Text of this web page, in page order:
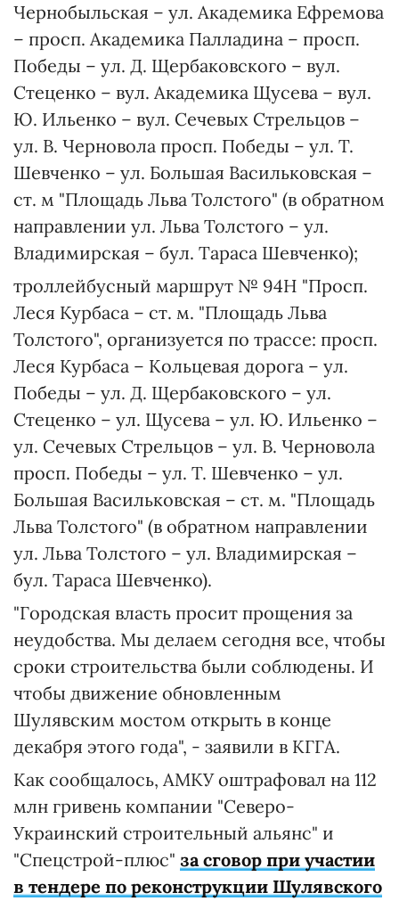
Чернобыльская – ул. Академика Ефремова
– просп. Академика Палладина – просп.
Победы – ул. Д. Щербаковского – вул.
Стеценко – вул. Академика Щусева – вул.
Ю. Ильенко – вул. Сечевых Стрельцов –
ул. В. Черновола просп. Победы – ул. Т.
Шевченко – ул. Большая Васильковская –
ст. м "Площадь Льва Толстого" (в обратном
направлении ул. Льва Толстого – ул.
Владимирская – бул. Тараса Шевченко);
троллейбусный маршрут № 94Н "Просп.
Леся Курбаса – ст. м. "Площадь Льва
Толстого", организуется по трассе: просп.
Леся Курбаса – Кольцевая дорога – ул.
Победы – ул. Д. Щербаковского – ул.
Стеценко – ул. Щусева – ул. Ю. Ильенко –
ул. Сечевых Стрельцов – ул. В. Черновола
просп. Победы – ул. Т. Шевченко – ул.
Большая Васильковская – ст. м. "Площадь
Льва Толстого" (в обратном направлении
ул. Льва Толстого – ул. Владимирская –
бул. Тараса Шевченко).
"Городская власть просит прощения за
неудобства. Мы делаем сегодня все, чтобы
сроки строительства были соблюдены. И
чтобы движение обновленным
Шулявским мостом открыть в конце
декабря этого года", - заявили в КГГА.
Как сообщалось, АМКУ оштрафовал на 112
млн гривень компании "Северо-
Украинский строительный альянс" и
"Спецстрой-плюс" за сговор при участии
в тендере по реконструкции Шулявского